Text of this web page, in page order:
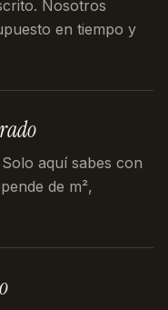
Nosotros
en tiempo y
aquí sabes con
de m²,